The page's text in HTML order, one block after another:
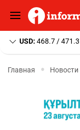
USD: 468.7 / 471.3
Главная Новости